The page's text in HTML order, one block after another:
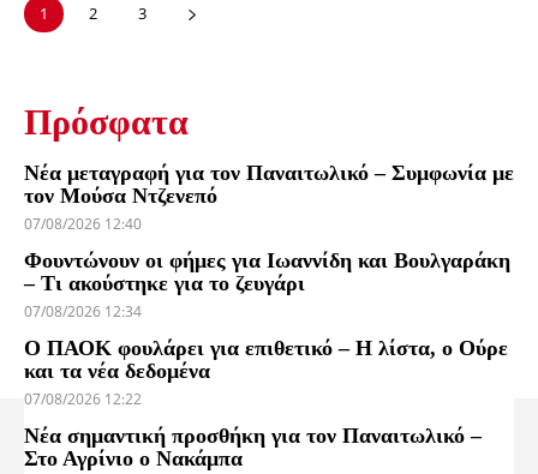
1 2 3
Πρόσφατα
Νέα μεταγραφή για τον Παναιτωλικό – Συμφωνία με
τον Μούσα Ντζενεπό
07/08/2026 12:40
Φουντώνουν οι φήμες για Ιωαννίδη και Βουλγαράκη
– Τι ακούστηκε για το ζευγάρι
07/08/2026 12:34
Ο ΠΑΟΚ φουλάρει για επιθετικό – Η λίστα, ο Ούρε
και τα νέα δεδομένα
07/08/2026 12:22
Νέα σημαντική προσθήκη για τον Παναιτωλικό –
Στο Αγρίνιο ο Νακάμπα